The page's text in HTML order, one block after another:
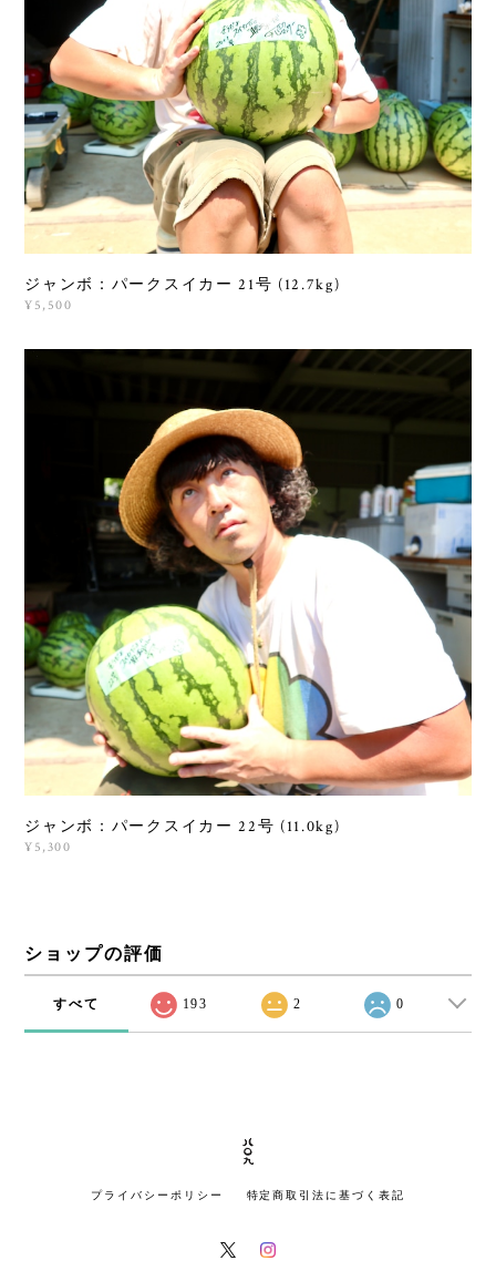
ジャンボ：パークスイカー 21号 (12.7kg)
¥5,500
ジャンボ：パークスイカー 22号 (11.0kg)
¥5,300
ショップの評価
すべて 193 2 0
プライバシーポリシー 特定商取引法に基づく表記